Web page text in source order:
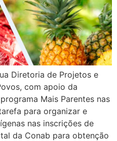
Diretoria de Projetos e
com apoio da
Mais Parentes nas
para organizar e
nas inscrições de
da Conab para obtenção